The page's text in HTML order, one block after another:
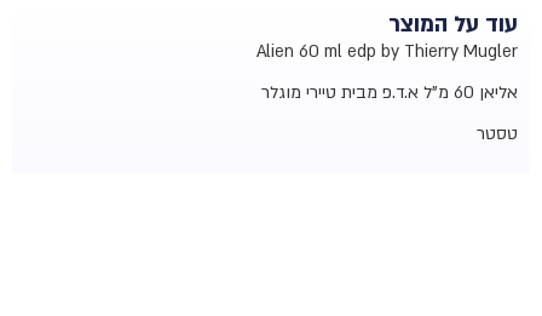
עוד על המוצר
Alien 60 ml edp by Thierry Mugler
אליאן 60 מ"ל א.ד.פ מבית טיירי מוגלר
טסטר